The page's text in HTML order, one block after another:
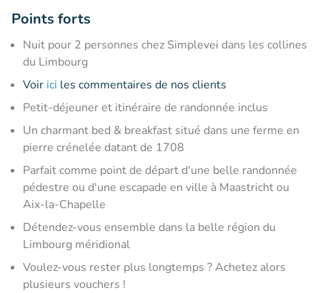
Points forts
Nuit pour 2 personnes chez Simplevei dans les collines
du Limbourg
Voir ici les commentaires de nos clients
Petit-déjeuner et itinéraire de randonnée inclus
Un charmant bed & breakfast situé dans une ferme en
pierre crénelée datant de 1708
Parfait comme point de départ d'une belle randonnée
pédestre ou d'une escapade en ville à Maastricht ou
Aix-la-Chapelle
Détendez-vous ensemble dans la belle région du
Limbourg méridional
Voulez-vous rester plus longtemps ? Achetez alors
plusieurs vouchers !